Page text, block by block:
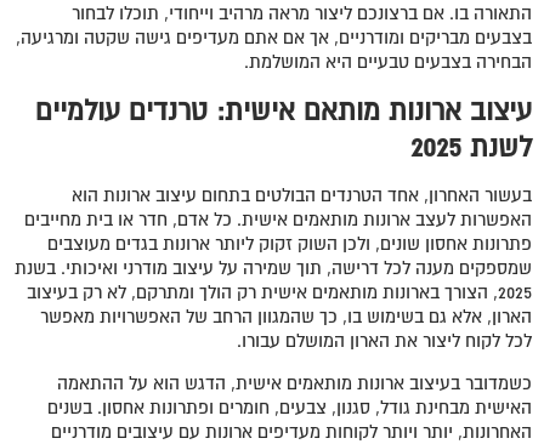
התאורה בו. אם ברצונכם ליצור מראה מרהיב וייחודי, תוכלו לבחור
בצבעים מבריקים ומודרניים, אך אם אתם מעדיפים גישה שקטה ומרגיעה,
הבחירה בצבעים טבעיים היא המושלמת.
עיצוב ארונות מותאם אישית: טרנדים עולמיים
לשנת 2025
בעשור האחרון, אחד הטרנדים הבולטים בתחום עיצוב ארונות הוא
האפשרות לעצב ארונות מותאמים אישית. כל אדם, חדר או בית מחייבים
פתרונות אחסון שונים, ולכן השוק זקוק ליותר ארונות בגדים מעוצבים
שמספקים מענה לכל דרישה, תוך שמירה על עיצוב מודרני ואיכותי. בשנת
2025, הצורך בארונות מותאמים אישית רק הולך ומתרקם, לא רק בעיצוב
הארון, אלא גם בשימוש בו, כך שהמגוון הרחב של האפשרויות מאפשר
לכל לקוח ליצור את הארון המושלם עבורו.
כשמדובר בעיצוב ארונות מותאמים אישית, הדגש הוא על ההתאמה
האישית מבחינת גודל, סגנון, צבעים, חומרים ופתרונות אחסון. בשנים
האחרונות, יותר ויותר לקוחות מעדיפים ארונות עם עיצובים מודרניים